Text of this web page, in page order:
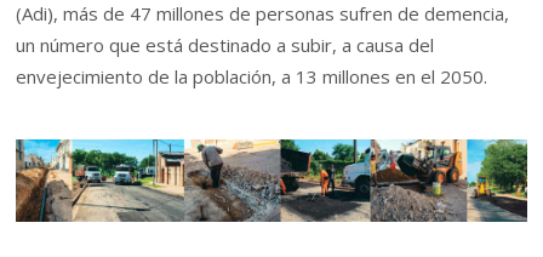
(Adi), más de 47 millones de personas sufren de demencia,
un número que está destinado a subir, a causa del
envejecimiento de la población, a 13 millones en el 2050.